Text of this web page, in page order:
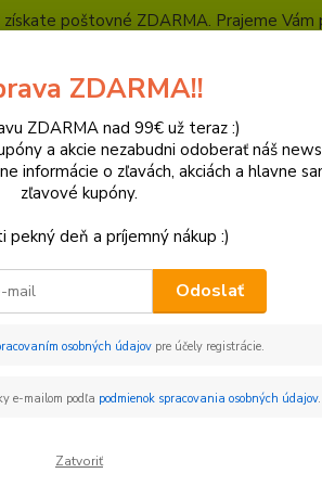
poštovné ZDARMA. Prajeme Vám
Hľadať
(Po-
Sada plastov KTM SX/SXF/
SX/SXF/XC-F
ZDARMA!!
ZDARMA nad 99€ už teraz :)
a akcie nezabudni odoberať náš
informácie o zľavách, akciách a hlavne
zľavové kupóny.
pekný deň a príjemný nákup :)
Odoslať
osobných údajov pre účely registrácie.
e-mailom podľa podmienok spracovania osobných údajov.
Zatvoriť